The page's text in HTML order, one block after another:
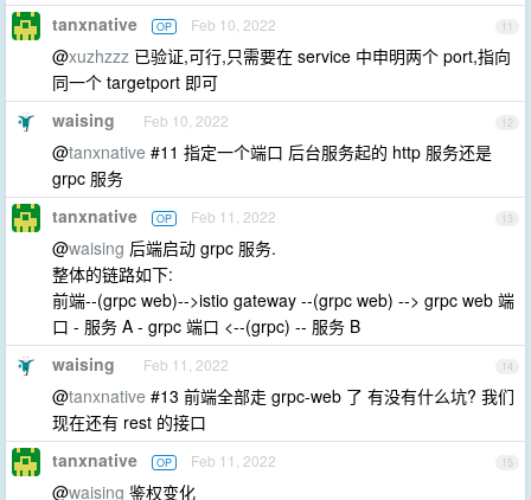
11
tanxnative OP Feb 10, 2022
@xuzhzzz 已验证,可行,只需要在 service 中申明两个 port,指向
同一个 targetport 即可
12
waising Feb 10, 2022
@tanxnative #11 指定一个端口 后台服务起的 http 服务还是
grpc 服务
13
tanxnative OP Feb 11, 2022
@waising 后端启动 grpc 服务.
整体的链路如下:
前端--(grpc web)-->istio gateway --(grpc web) --> grpc web 端
口 - 服务 A - grpc 端口 <--(grpc) -- 服务 B
14
waising Feb 11, 2022
@tanxnative #13 前端全部走 grpc-web 了 有没有什么坑? 我们
现在还有 rest 的接口
15
tanxnative OP Feb 11, 2022
@waising 鉴权变化